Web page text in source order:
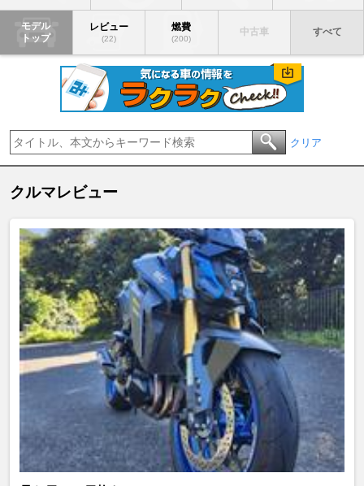
モデル
トップ
レビュー
(22)
燃費
(200)
中古車 すべて
クリア
クルマレビュー